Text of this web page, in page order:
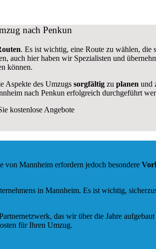
nach Penkun
. Es ist wichtig, eine Route zu wählen, die
auch hier haben wir Spezialisten und
können.
Aspekte des Umzugs sorgfältigzu planen und
nach Penkun erfolgreich durchgeführt
kostenlose Angebote
von Mannheim erfordern jedoch besondere
in Mannheim. Es ist wichtig,
das wir über die Jahre
für Ihren Umzug.